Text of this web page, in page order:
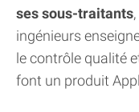
ses sous-traitants
ingénieurs
le contrôle qualité
font un produit